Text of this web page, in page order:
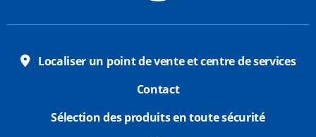
Localiser un point de vente et centre de services
Contact
Sélection des produits en toute sécurité